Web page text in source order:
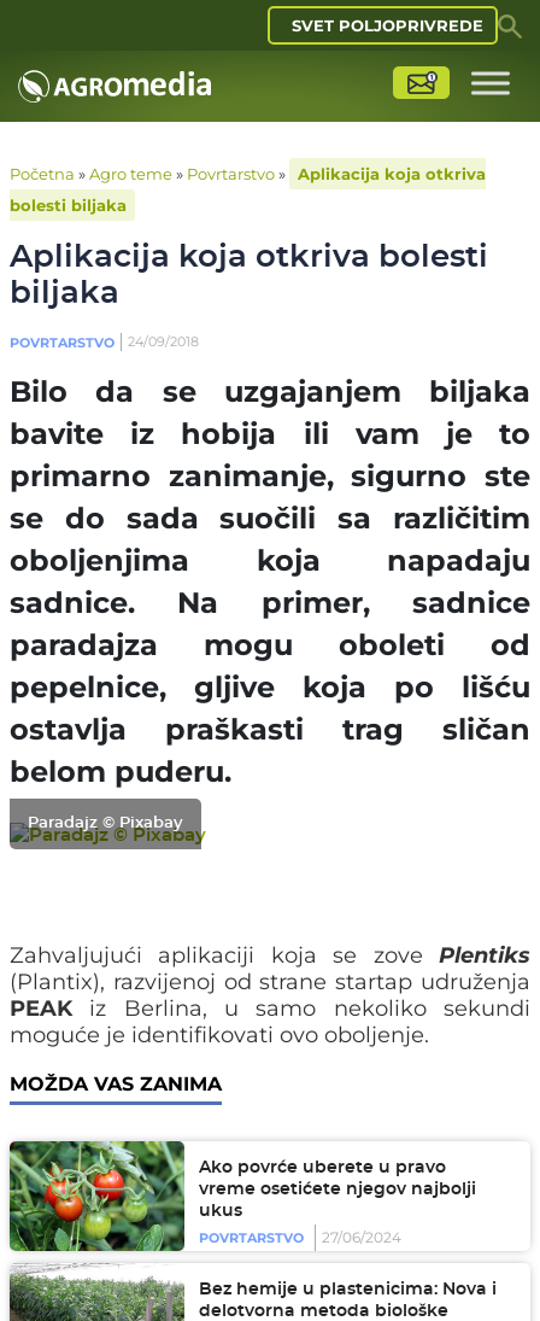
SVET POLJOPRIVREDE
Početna »Agro teme» Povrtarstvo»
Aplikacija koja otkriva
bolesti biljaka
Aplikacija koja otkriva bolesti
biljaka
POVRTARSTVO 24/09/2018
Bilo da se uzgajanjem biljaka
bavite iz hobija ili vam je to
primarno zanimanje, sigurno ste
se do sada suočili sa različitim
oboljenjima koja napadaju
sadnice. Na primer, sadnice
paradajza mogu oboleti od
pepelnice, gljive koja po lišću
ostavlja praškasti trag sličan
belom puderu.
Paradajz © Pixabay
Zahvaljujući aplikaciji koja se zove Plentiks
(Plantix), razvijenoj od strane startap udruženja
PEAKiz Berlina, u samo nekoliko sekundi
moguće je identifikovati ovo oboljenje.
MOŽDA VAS ZANIMA
Ako povrće uberete u pravo
vreme osetićete njegov najbolji
ukus
POVRTARSTVO
27/06/2024
Bez hemije u plastenicima: Nova i
delotvorna metoda biološke